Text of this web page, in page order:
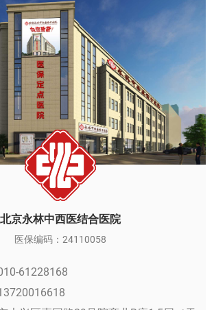
北京永林中西医结合医院
医保编码：24110058
61228168